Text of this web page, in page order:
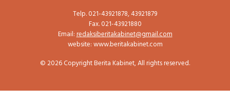
Telp. 021-43921878, 43921879
Fax. 021-43921880
Email:redaksiberitakabinet@gmail.com
website: www.beritakabinet.com
© 2026 Copyright Berita Kabinet, All rights reserved.